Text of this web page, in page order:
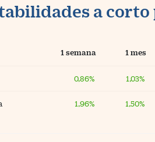
a corto
1 semana 1 mes
0,86% 1,03%
1,96% 1,50%